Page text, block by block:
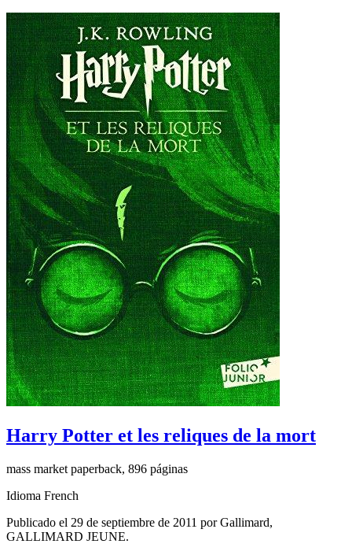
Harry Potter et les reliques de la mort
mass market paperback, 896 páginas
Idioma French
Publicado el 29 de septiembre de 2011 por Gallimard,
GALLIMARD JEUNE.